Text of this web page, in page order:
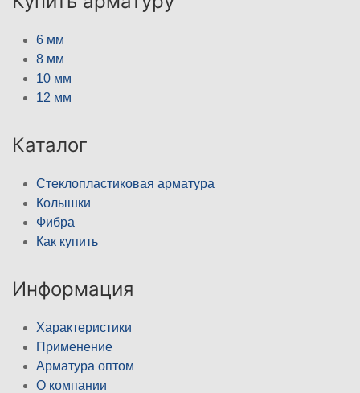
6 мм
8 мм
10 мм
12 мм
Каталог
Стеклопластиковая арматура
Колышки
Фибра
Как купить
Информация
Характеристики
Применение
Арматура оптом
О компании